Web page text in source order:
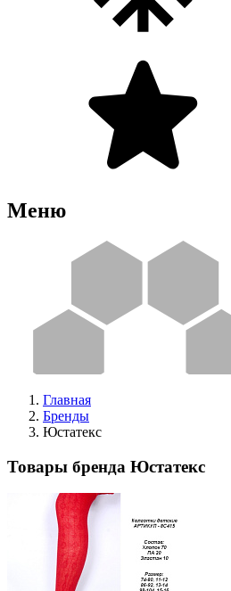
Меню
Главная
Бренды
Юстатекс
Товары бренда Юстатекс